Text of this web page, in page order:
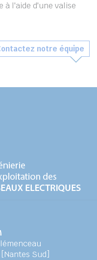
à l'aide d'une valise
notre équipe
Sud]